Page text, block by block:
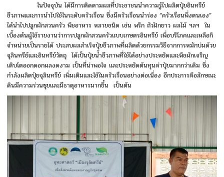
ในปัจจุบัน ได้มีการติดตามผลที่ประชาชนนำความรู้ไปผลิตปุ๋ยอินทรีย์
ชีวภาพและการนำไปใช้ในระดับครัวเรือน ซึ่งมีครัวเรือนนำร่อง “ครัวเรือนพึ่งตนเอง”
ได้นำไปปลูกผักสวนครัว พืชอาหาร หลายชนิด เช่น พริก ถัวฝักยาว ผลไม้ ฯลฯ ใน
เบื้องต้นผู้ใช้รายงานว่าการปลูกผักสวนครัวแบบเกษตรอินทรีย์ เพื่อบริโภคและเหลือก็
จำหน่ายเป็นรายได้ ประสบผลสำเร็จปุ๋ยชีวภาพที่ผลิตด้วยกรรมวิธีจากการหมักบ่มด้วย
จุลินทรีย์และอินทรีย์วัตถุ ได้เป็นปุ๋ยน้ำชีวภาพที่ใช้ได้อย่างประหยัดและพืชผักเจริญ
เติบโตออกดอกผลงดงาม เป็นที่น่าพอใจ และประหยัดต้นทุนค่าปุ๋ยมากกว่าเดิม ซึ่ง
กำลังผลิตปุ๋ยจุลินทรีย์ เพิ่มเติมและใช้ในครัวเรือนอย่างต่อเนื่อง อีกประการคือลักษณะ
ดินมีความร่วนซุยและมีธาตุอาหารมากขึ้น เป็นต้น